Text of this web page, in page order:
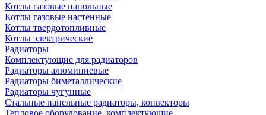
Котлы газовые напольные
Котлы газовые настенные
Котлы твердотопливные
Котлы электрические
Радиаторы
Комплектующие для радиаторов
Радиаторы алюминиевые
Радиаторы биметаллические
Радиаторы чугунные
Стальные панельные радиаторы, конвекторы
Тепловое оборудование, комплектующие